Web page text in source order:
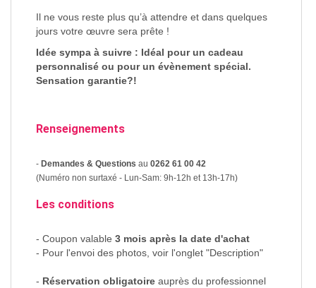
Il ne vous reste plus qu’à attendre et dans quelques
jours votre œuvre sera prête !
Idée sympa à suivre : Idéal pour un cadeau
personnalisé ou pour un évènement spécial.
Sensation garantie?!
Renseignements
- Demandes & Questions au 0262 61 00 42
(Numéro non surtaxé - Lun-Sam: 9h-12h et 13h-17h)
Les conditions
- Coupon valable 3 mois après la date d'achat
- Pour l'envoi des photos, voir l'onglet "Description"
- Réservation obligatoire auprès du professionnel